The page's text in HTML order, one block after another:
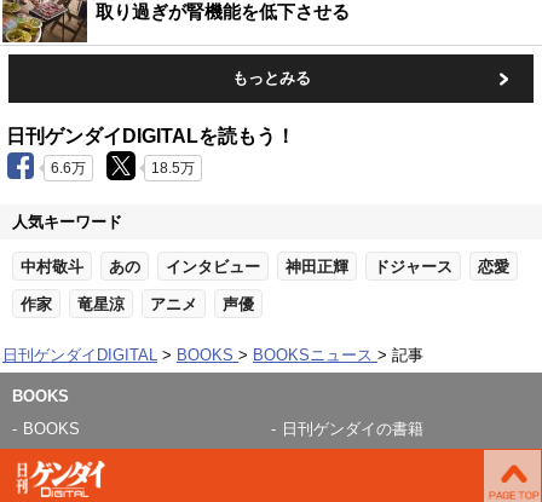
取り過ぎが腎機能を低下させる
もっとみる
日刊ゲンダイDIGITALを読もう！
6.6万 18.5万
人気キーワード
中村敬斗 あの インタビュー 神田正輝 ドジャース 恋愛
作家 竜星涼 アニメ 声優
日刊ゲンダイDIGITAL BOOKS BOOKSニュース 記事
BOOKS
BOOKS
日刊ゲンダイの書籍